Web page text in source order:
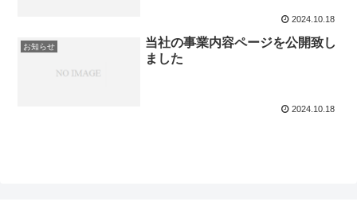
2024.10.18
お知らせ
当社の事業内容ページを公開致し
ました
2024.10.18